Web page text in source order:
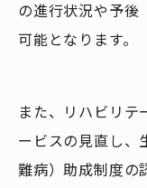
の進行状況や予後
可能となります。
また、リハビリテ
ービスの見直し、
難病）助成制度の